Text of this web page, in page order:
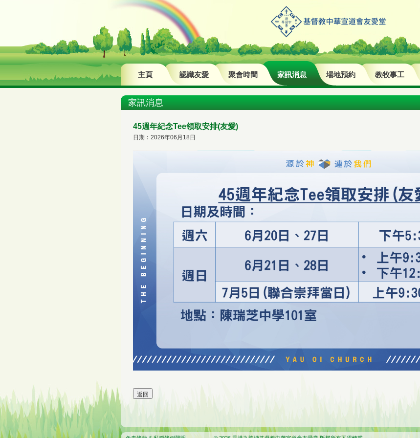
主頁 認識友愛 聚會時間 家訊消息 場地預約 教牧事工
家訊消息
45週年紀念Tee領取安排(友愛)
日期﹕2026年06月18日